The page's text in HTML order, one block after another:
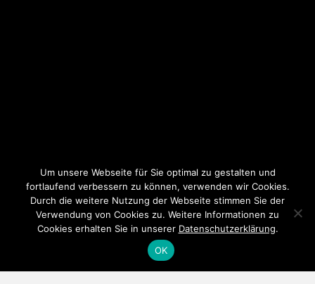
Um unsere Webseite für Sie optimal zu gestalten und
fortlaufend verbessern zu können, verwenden wir Cookies.
Durch die weitere Nutzung der Webseite stimmen Sie der
Verwendung von Cookies zu. Weitere Informationen zu
Cookies erhalten Sie in unserer Datenschutzerklärung.
OK